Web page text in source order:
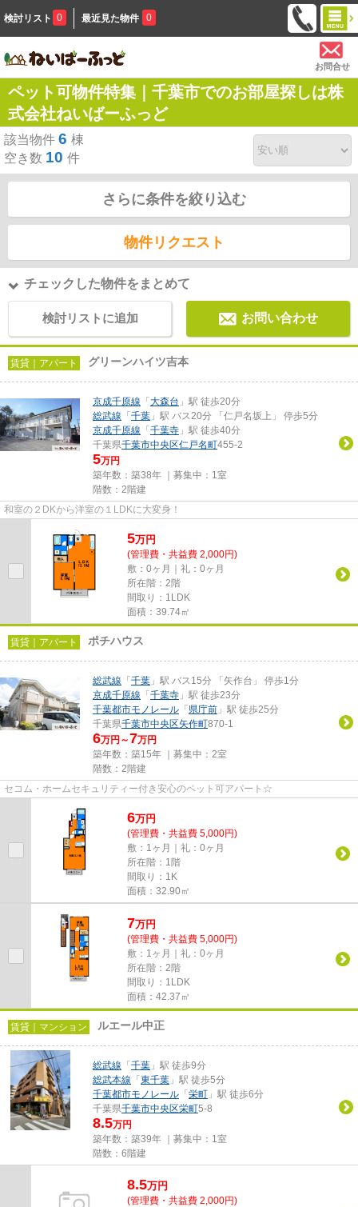
検討リスト 0 最近見た物件 0
お問合せ
ペット可物件特集｜千葉市でのお部屋探しは株
式会社ねいばーふっど
該当物件 6 棟
空き数 10 件
さらに条件を絞り込む
物件リクエスト
チェックした物件をまとめて
検討リストに追加 お問い合わせ
賃貸｜アパート グリーンハイツ吉本
京成千原線 「 大森台 」駅 徒歩20分
総武線 「 千葉 」駅 バス20分 「仁戸名坂上」 停歩5分
京成千原線 「 千葉寺 」駅 徒歩40分
千葉県千葉市中央区仁戸名町455-2
5万円
築年数：築38年 ｜募集中： 1室
階数：2階建
和室の２DKから洋室の１LDKに大変身！
5万円
(管理費・共益費 2,000円)
敷：0ヶ月｜礼：0ヶ月
所在階：2階
間取り：1LDK
面積：39.74㎡
賃貸｜アパート ポチハウス
総武線 「 千葉 」駅 バス15分 「矢作台」 停歩1分
京成千原線 「 千葉寺 」駅 徒歩23分
千葉都市モノレール 「 県庁前 」駅 徒歩25分
千葉県千葉市中央区矢作町870-1
6万円～7万円
築年数：築15年 ｜募集中： 2室
階数：2階建
セコム・ホームセキュリティー付き安心のペット可アパート☆
6万円
(管理費・共益費 5,000円)
敷：1ヶ月｜礼：0ヶ月
所在階：1階
間取り：1K
面積：32.90㎡
7万円
(管理費・共益費 5,000円)
敷：1ヶ月｜礼：0ヶ月
所在階：2階
間取り：1LDK
面積：42.37㎡
賃貸｜マンション ルエール中正
総武線 「 千葉 」駅 徒歩9分
総武本線 「 東千葉 」駅 徒歩5分
千葉都市モノレール 「 栄町 」駅 徒歩6分
千葉県千葉市中央区栄町5-8
8.5万円
築年数：築39年 ｜募集中： 1室
階数：6階建
8.5万円
(管理費・共益費 2,000円)